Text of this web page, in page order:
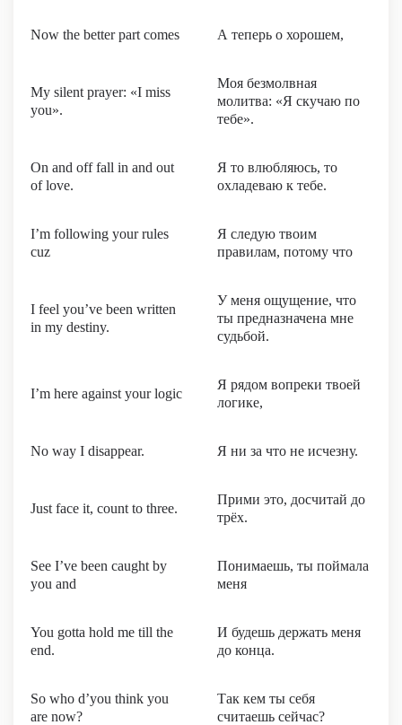
Now the better part comes А теперь о хорошем,
My silent prayer: «I miss
you».
Моя безмолвная
молитва: «Я скучаю по
тебе».
On and off fall in and out
of love.
Я то влюбляюсь, то
охладеваю к тебе.
I’m following your rules
cuz
Я следую твоим
правилам, потому что
I feel you’ve been written
in my destiny.
У меня ощущение, что
ты предназначена мне
судьбой.
I’m here against your logic
Я рядом вопреки твоей
логике,
No way I disappear. Я ни за что не исчезну.
Just face it, count to three.
Прими это, досчитай до
трёх.
See I’ve been caught by
you and
Понимаешь, ты поймала
меня
You gotta hold me till the
end.
И будешь держать меня
до конца.
So who d’you think you
are now?
Так кем ты себя
считаешь сейчас?